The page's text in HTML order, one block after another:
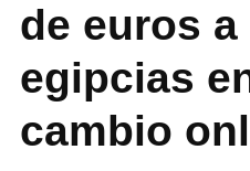
de euros
egipcias
cambio